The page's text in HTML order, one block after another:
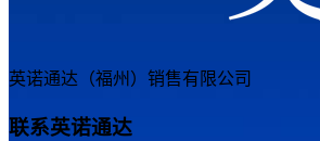
英诺通达（福州）销售有限公司
联系英诺通达